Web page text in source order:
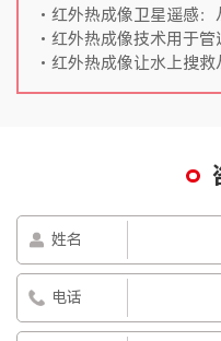
红外热成像卫星遥感：
红外热成像技术用于
红外热成像让水上搜救
姓名
电话